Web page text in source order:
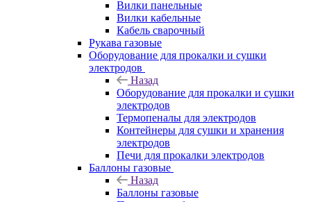
Вилки панельные
Вилки кабельные
Кабель сварочный
Рукава газовые
Оборудование для прокалки и сушки
электродов
Назад
Оборудование для прокалки и сушки
электродов
Термопеналы для электродов
Контейнеры для сушки и хранения
электродов
Печи для прокалки электродов
Баллоны газовые
Назад
Баллоны газовые